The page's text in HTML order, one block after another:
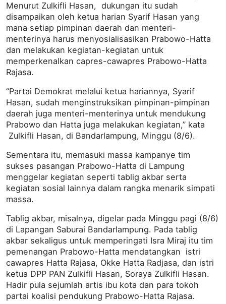
Menurut Zulkifli Hasan, dukungan itu sudah
disampaikan oleh ketua harian Syarif Hasan yang
mana setiap pimpinan daerah dan menteri-
menterinya harus menyosialisasikan Prabowo-Hatta
dan melakukan kegiatan-kegiatan untuk
memperkenalkan capres-cawapres Prabowo-Hatta
Rajasa.
“Partai Demokrat melalui ketua hariannya, Syarif
Hasan, sudah menginstruksikan pimpinan-pimpinan
daerah juga menteri-menterinya untuk mendukung
Prabowo dan Hatta juga melakukan kegiatan,” kata
Zulkifli Hasan, di Bandarlampung, Minggu (8/6).
Sementara itu, memasuki massa kampanye tim
sukses pasangan Prabowo-Hatta di Lampung
menggelar kegiatan seperti tablig akbar serta
kegiatan sosial lainnya dalam rangka menarik simpati
massa.
Tablig akbar, misalnya, digelar pada Minggu pagi (8/6)
di Lapangan Saburai Bandarlampung. Pada tablig
akbar sekaligus untuk memperingati Isra Miraj itu tim
pemenangan Prabowo-Hatta mendatangkan istri
cawapres Hatta Rajasa, Okke Hatta Radjasa, dan istri
ketua DPP PAN Zulkifli Hasan, Soraya Zulkifli Hasan.
Hadir pula sejumlah artis ibu kota dan para tokoh
partai koalisi pendukung Prabowo-Hatta Rajasa.